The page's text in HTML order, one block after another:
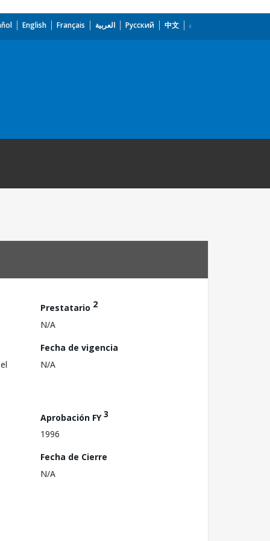
English Français العربية Русский 中文
Prestatario 2
N/A
Fecha de vigencia
N/A
Aprobación FY3
1996
Fecha de Cierre
N/A